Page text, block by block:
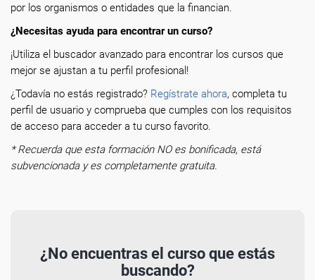
por los organismos o entidades que la financian.
¿Necesitas ayuda para encontrar un curso?
¡Utiliza el buscador avanzado para encontrar los cursos que
mejor se ajustan a tu perfil profesional!
¿Todavía no estás registrado? Regístrate ahora, completa tu
perfil de usuario y comprueba que cumples con los requisitos
de acceso para acceder a tu curso favorito.
* Recuerda que esta formación NO es bonificada, está
subvencionada y es completamente gratuita.
¿No encuentras el curso que estás
buscando?